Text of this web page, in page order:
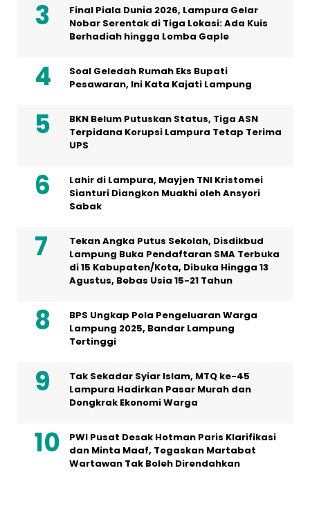
Final Piala Dunia 2026, Lampura Gelar
Nobar Serentak di Tiga Lokasi: Ada Kuis
Berhadiah hingga Lomba Gaple
Soal Geledah Rumah Eks Bupati
Pesawaran, Ini Kata Kajati Lampung
BKN Belum Putuskan Status, Tiga ASN
Terpidana Korupsi Lampura Tetap Terima
UPS
Lahir di Lampura, Mayjen TNI Kristomei
Sianturi Diangkon Muakhi oleh Ansyori
Sabak
Tekan Angka Putus Sekolah, Disdikbud
Lampung Buka Pendaftaran SMA Terbuka
di 15 Kabupaten/Kota, Dibuka Hingga 13
Agustus, Bebas Usia 15-21 Tahun
BPS Ungkap Pola Pengeluaran Warga
Lampung 2025, Bandar Lampung
Tertinggi
Tak Sekadar Syiar Islam, MTQ ke-45
Lampura Hadirkan Pasar Murah dan
Dongkrak Ekonomi Warga
PWI Pusat Desak Hotman Paris Klarifikasi
dan Minta Maaf, Tegaskan Martabat
Wartawan Tak Boleh Direndahkan